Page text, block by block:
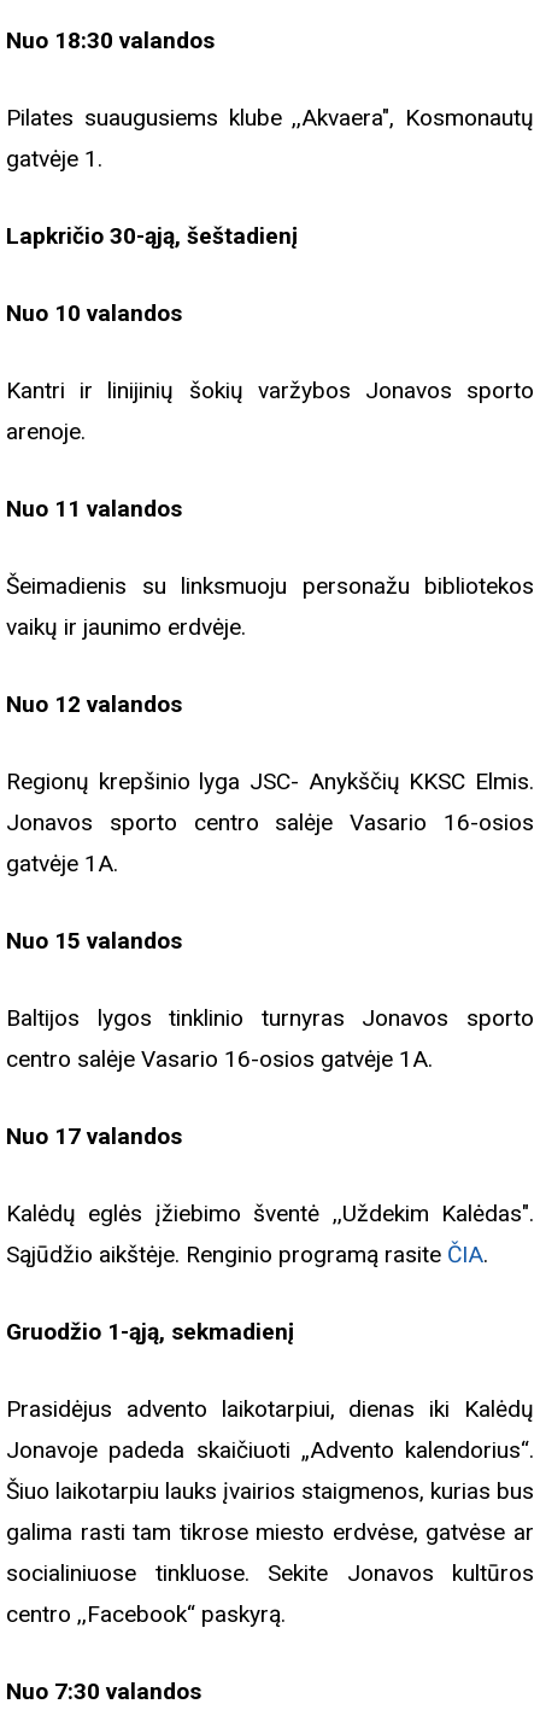
Nuo 18:30 valandos
Pilates suaugusiems klube ,,Akvaera", Kosmonautų
gatvėje 1.
Lapkričio 30-ąją, šeštadienį
Nuo 10 valandos
Kantri ir linijinių šokių varžybos Jonavos sporto
arenoje.
Nuo 11 valandos
Šeimadienis su linksmuoju personažu bibliotekos
vaikų ir jaunimo erdvėje.
Nuo 12 valandos
Regionų krepšinio lyga JSC- Anykščių KKSC Elmis.
Jonavos sporto centro salėje Vasario 16-osios
gatvėje 1A.
Nuo 15 valandos
Baltijos lygos tinklinio turnyras Jonavos sporto
centro salėje Vasario 16-osios gatvėje 1A.
Nuo 17 valandos
Kalėdų eglės įžiebimo šventė ,,Uždekim Kalėdas".
Sąjūdžio aikštėje. Renginio programą rasite ČIA.
Gruodžio 1-ąją, sekmadienį
Prasidėjus advento laikotarpiui, dienas iki Kalėdų
Jonavoje padeda skaičiuoti „Advento kalendorius“.
Šiuo laikotarpiu lauks įvairios staigmenos, kurias bus
galima rasti tam tikrose miesto erdvėse, gatvėse ar
socialiniuose tinkluose. Sekite Jonavos kultūros
centro ,,Facebook“ paskyrą.
Nuo 7:30 valandos